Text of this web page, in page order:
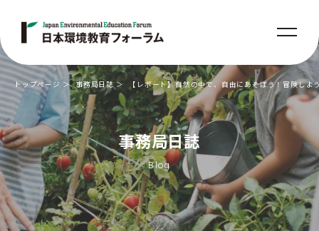
事務局日誌
Blog
トップページ 事務局日誌 【レポート】自然の中で、自由にあそぼう！冒険し